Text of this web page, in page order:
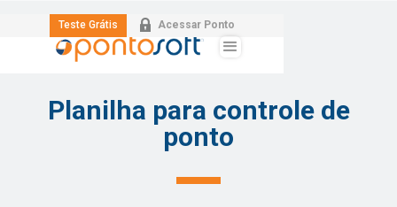
Teste Grátis Acessar Ponto
Planilha para controle de
ponto